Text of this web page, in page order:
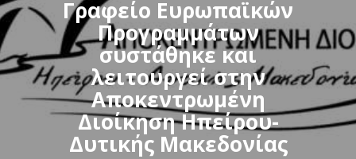
Γραφείο Ευρωπαϊκών
Προγραμμάτων
συστάθηκε και
λειτουργεί στην
Αποκεντρωμένη
Διοίκηση Ηπείρου-
Δυτικής Μακεδονίας